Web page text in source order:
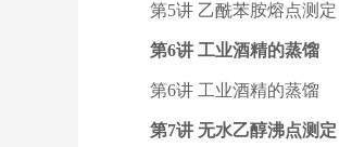
第5讲 乙酰苯胺熔点测定
第6讲 工业酒精的蒸馏
第6讲 工业酒精的蒸馏
第7讲 无水乙醇沸点测定